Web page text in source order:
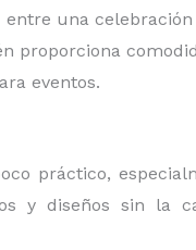
una
proporciona
eventos.
práctico,
y diseños sin la